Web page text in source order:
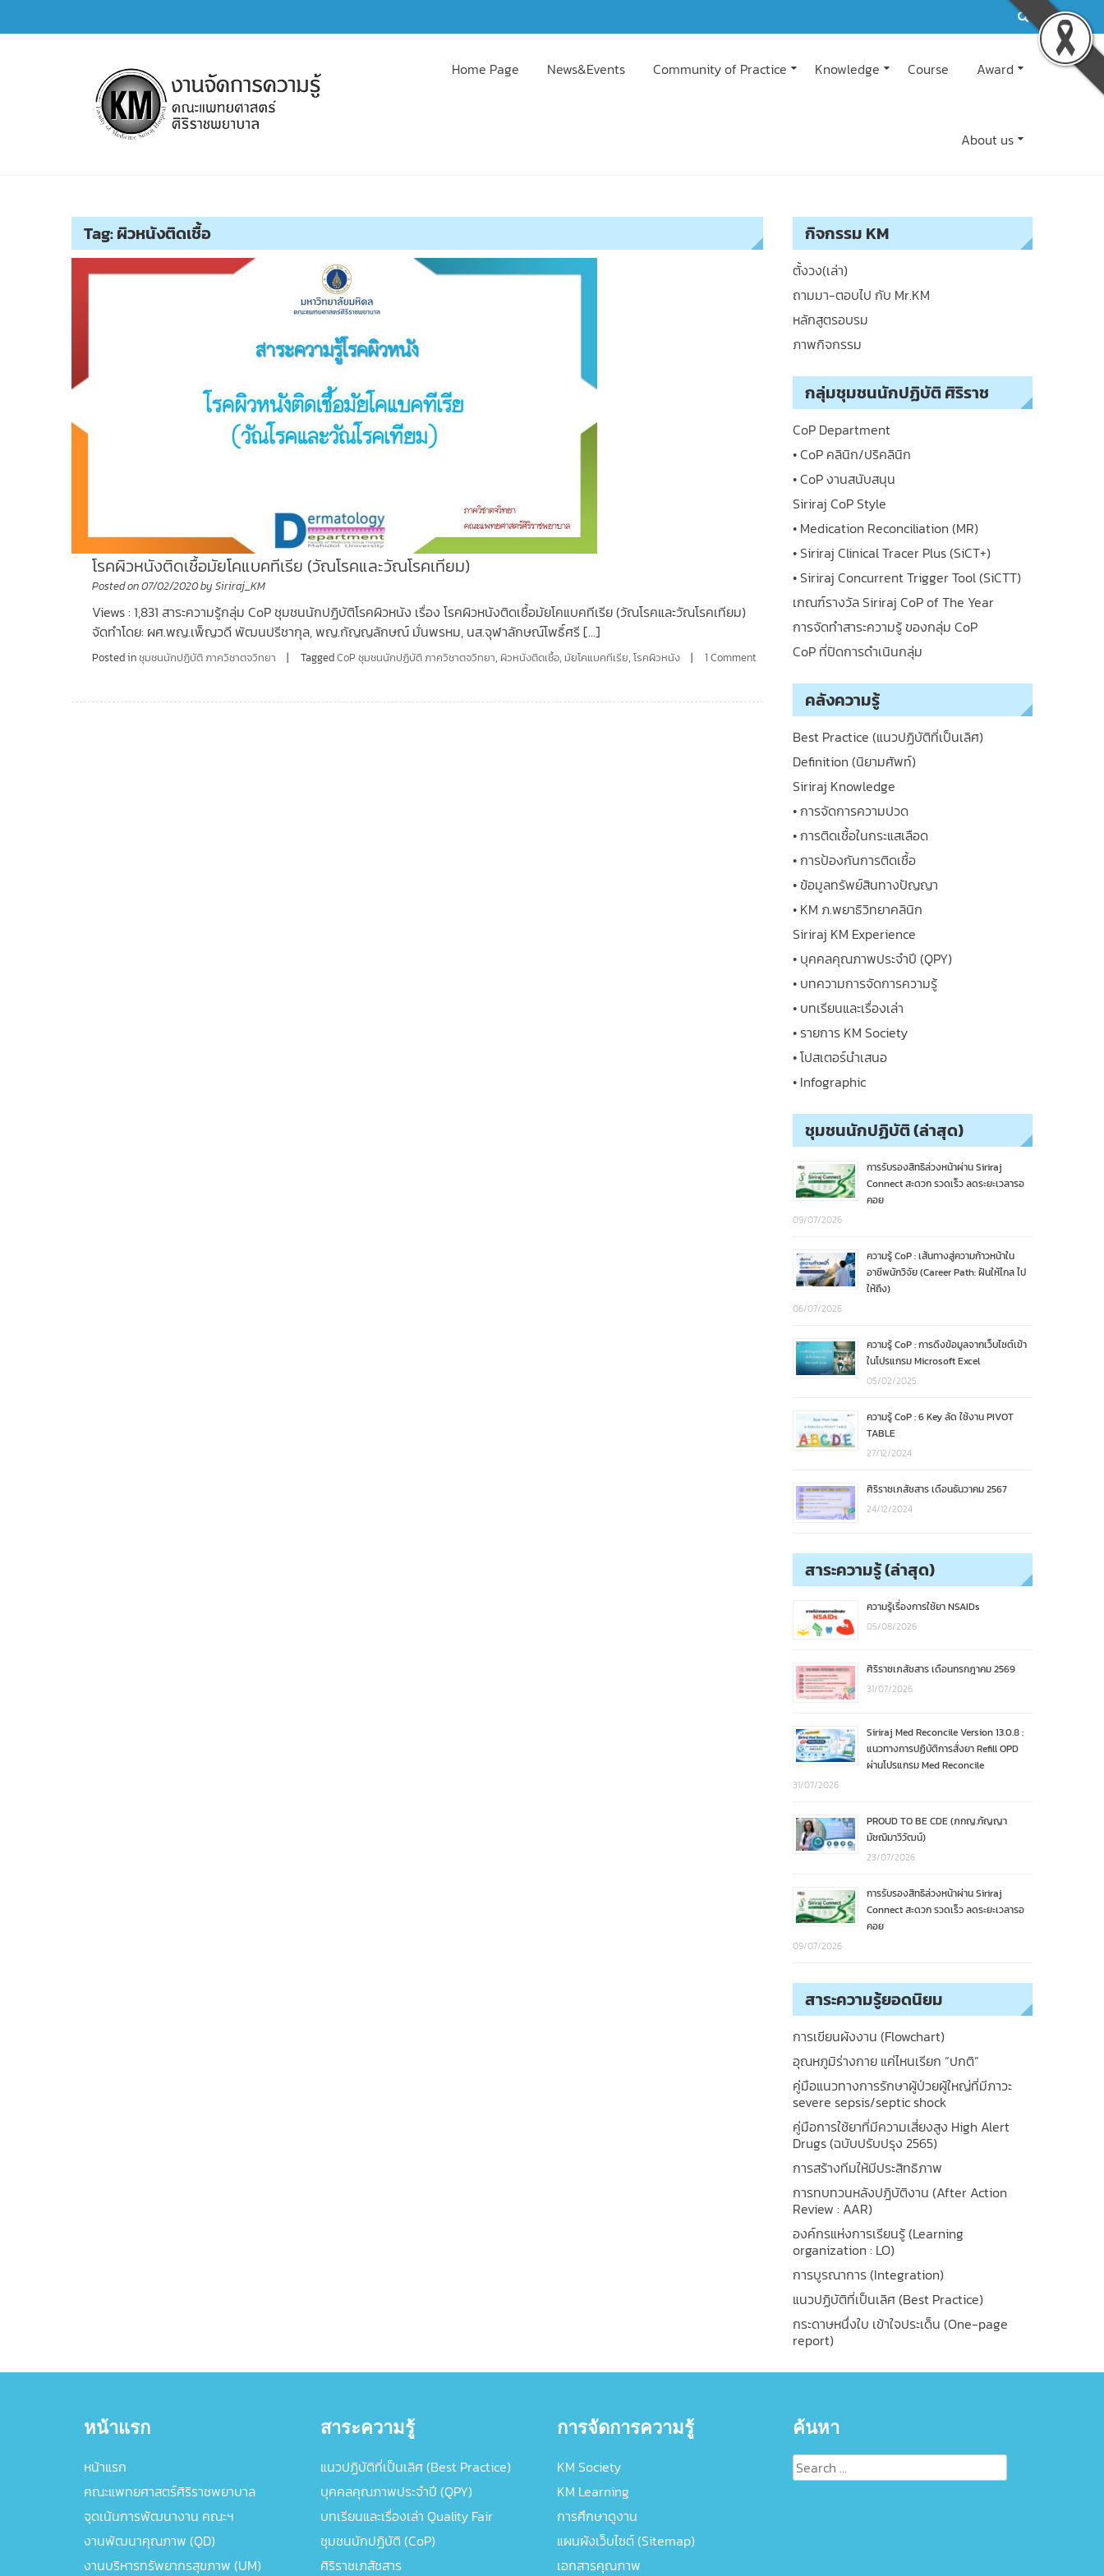
to
Home Page News&Events Community of Practice Knowledge Course Award
About us
Tag:ผิวหนังติดเชื้อ
โรคผิวหนังติดเชื้อมัยโคแบคทีเรีย (วัณโรคและวัณโรคเทียม)
Posted on07/02/2020bySiriraj_KM
Views : 1,831 สาระความรู้กลุ่ม CoP ชุมชนนักปฏิบัติโรคผิวหนัง เรื่อง โรคผิวหนังติดเชื้อมัยโคแบคทีเรีย (วัณโรคและวัณโรคเทียม)
จัดทำโดย: ผศ.พญ.เพ็ญวดี พัฒนปรีชากุล, พญ.กัญญลักษณ์ มั่นพรหม, นส.จุฬาลักษณ์โพธิ์ศรี […]
Posted inชุมชนนักปฏิบัติ ภาควิชาตจวิทยา TaggedCoP ชุมชนนักปฏิบัติ ภาควิชาตจวิทยา, ผิวหนังติดเชื้อ, มัยโคแบคทีเรีย,โรคผิวหนัง 1 Comment
กิจกรรม KM
ตั้งวง(เล่า)
ถามมา-ตอบไป กับ Mr.KM
หลักสูตรอบรม
ภาพกิจกรรม
กลุ่มชุมชนนักปฏิบัติ ศิริราช
CoP Department
• CoP คลินิก/ปริคลินิก
• CoP งานสนับสนุน
Siriraj CoP Style
• Medication Reconciliation (MR)
• Siriraj Clinical Tracer Plus (SiCT+)
• Siriraj Concurrent Trigger Tool (SiCTT)
เกณฑ์รางวัล Siriraj CoP of The Year
การจัดทำสาระความรู้ ของกลุ่ม CoP
CoP ที่ปิดการดำเนินกลุ่ม
คลังความรู้
Best Practice (แนวปฏิบัติที่เป็นเลิศ)
Definition (นิยามศัพท์)
Siriraj Knowledge
• การจัดการความปวด
• การติดเชื้อในกระแสเลือด
• การป้องกันการติดเชื้อ
• ข้อมูลทรัพย์สินทางปัญญา
• KM ภ.พยาธิวิทยาคลินิก
Siriraj KM Experience
• บุคคลคุณภาพประจำปี (QPY)
• บทความการจัดการความรู้
• บทเรียนและเรื่องเล่า
• รายการ KM Society
• โปสเตอร์นำเสนอ
• Infographic
ชุมชนนักปฏิบัติ (ล่าสุด)
การรับรองสิทธิล่วงหน้าผ่าน Siriraj
Connect สะดวก รวดเร็ว ลดระยะเวลารอ
คอย
09/07/2026
ความรู้ CoP : เส้นทางสู่ความก้าวหน้าใน
อาชีพนักวิจัย (Career Path: ฝันให้ไกล ไป
ให้ถึง)
06/07/2026
ความรู้ CoP : การดึงข้อมูลจากเว็บไซต์เข้า
ในโปรแกรม Microsoft Excel
05/02/2025
ความรู้ CoP : 6 Key ลัด ใช้งาน PIVOT
TABLE
27/12/2024
ศิริราชเภสัชสาร เดือนธันวาคม 2567
24/12/2024
สาระความรู้ (ล่าสุด)
ความรู้เรื่องการใช้ยา NSAIDs
05/08/2026
ศิริราชเภสัชสาร เดือนกรกฎาคม 2569
31/07/2026
Siriraj Med Reconcile Version 13.0.8 :
แนวทางการปฏิบัติการสั่งยา Refill OPD
ผ่านโปรแกรม Med Reconcile
31/07/2026
PROUD TO BE CDE (ภกญ.กัญญา
มัชฌิมาวิวัฒน์)
23/07/2026
การรับรองสิทธิล่วงหน้าผ่าน Siriraj
Connect สะดวก รวดเร็ว ลดระยะเวลารอ
คอย
09/07/2026
สาระความรู้ยอดนิยม
การเขียนผังงาน (Flowchart)
อุณหภูมิร่างกาย แค่ไหนเรียก “ปกติ”
คู่มือแนวทางการรักษาผู้ป่วยผู้ใหญ่ที่มีภาวะ
severe sepsis/septic shock
คู่มือการใช้ยาที่มีความเสี่ยงสูง High Alert
Drugs (ฉบับปรับปรุง 2565)
การสร้างทีมให้มีประสิทธิภาพ
การทบทวนหลังปฎิบัติงาน (After Action
Review : AAR)
องค์กรแห่งการเรียนรู้ (Learning
organization : LO)
การบูรณาการ (Integration)
แนวปฏิบัติที่เป็นเลิศ (Best Practice)
กระดาษหนึ่งใบ เข้าใจประเด็น (One-page
report)
หน้าแรก
หน้าแรก
คณะแพทยศาสตร์ศิริราชพยาบาล
จุดเน้นการพัฒนางาน คณะฯ
งานพัฒนาคุณภาพ (QD)
งานบริหารทรัพยากรสุขภาพ (UM)
สาระความรู้
แนวปฏิบัติที่เป็นเลิศ (Best Practice)
บุคคลคุณภาพประจำปี (QPY)
บทเรียนและเรื่องเล่า Quality Fair
ชุมชนนักปฏิบัติ (CoP)
ศิริราชเภสัชสาร
การจัดการความรู้
KM Society
KM Learning
การศึกษาดูงาน
แผนผังเว็บไซต์ (Sitemap)
เอกสารคุณภาพ
ค้นหา
Search
for: